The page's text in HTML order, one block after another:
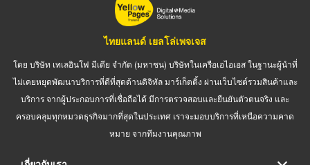
ไทยแลนด์ เยลโล่เพจเจส
โดย บริษัท เทเลอินโฟ มีเดีย จำกัด (มหาชน) บริษัทในเครือเอไอเอส ในฐานะผู้นำที่
ไม่เคยหยุดพัฒนาบริการที่ดีที่สุดด้านดิจิทัล มาร์เก็ตติ้ง ผ่านเว็บไซต์รวมสินค้าและ
บริการ จากผู้ประกอบการที่เชื่อถือได้ มีการตรวจสอบและยืนยันตัวตนจริง และ
ครอบคลุมทุกหมวดธุรกิจมากที่สุดในประเทศ เราจะมอบบริการที่เหนือความคาด
หมาย จากทีมงานคุณภาพ